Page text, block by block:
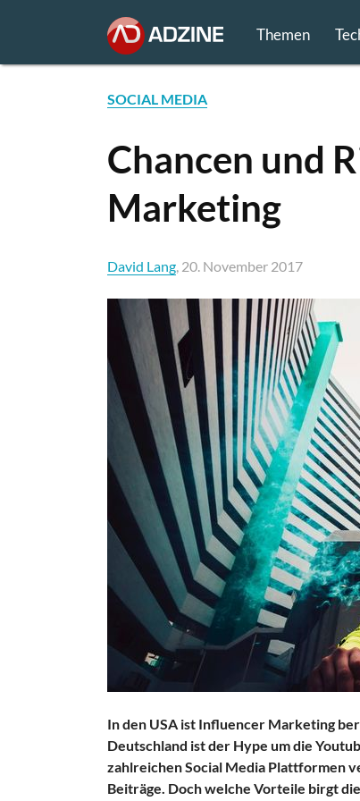
Themen
SOCIAL MEDIA
Chancen und
Marketing
David Lang, 20. November 2017
In den USA ist Influencer Marketing
Deutschland ist der Hype um die
zahlreichen Social Media Plattformen
Beiträge. Doch welche Vorteile birgt